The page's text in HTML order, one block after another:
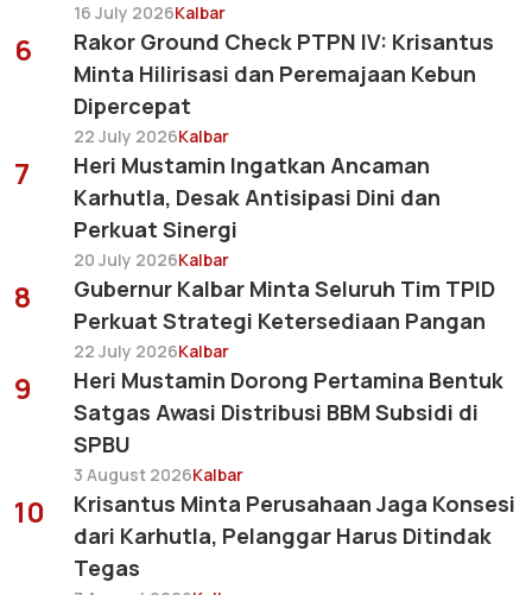
16 July 2026Kalbar
6
Rakor Ground Check PTPN IV: Krisantus
Minta Hilirisasi dan Peremajaan Kebun
Dipercepat
22 July 2026Kalbar
7
Heri Mustamin Ingatkan Ancaman
Karhutla, Desak Antisipasi Dini dan
Perkuat Sinergi
20 July 2026Kalbar
8
Gubernur Kalbar Minta Seluruh Tim TPID
Perkuat Strategi Ketersediaan Pangan
22 July 2026Kalbar
9
Heri Mustamin Dorong Pertamina Bentuk
Satgas Awasi Distribusi BBM Subsidi di
SPBU
3 August 2026Kalbar
10
Krisantus Minta Perusahaan Jaga Konsesi
dari Karhutla, Pelanggar Harus Ditindak
Tegas